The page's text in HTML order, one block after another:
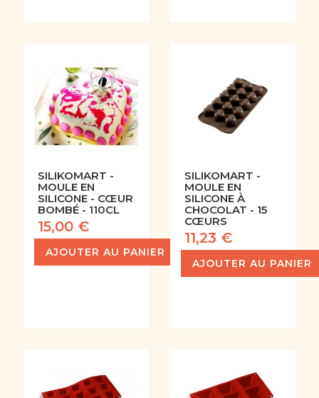
SILIKOMART -
MOULE EN
SILICONE - CŒUR
BOMBÉ - 110CL
15,00 €
AJOUTER AU PANIER
SILIKOMART -
MOULE EN
SILICONE À
CHOCOLAT - 15
CŒURS
11,23 €
AJOUTER AU PANIER